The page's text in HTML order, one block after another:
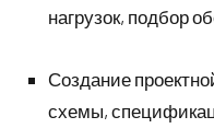
нагрузок, подбор
Создание
схемы,